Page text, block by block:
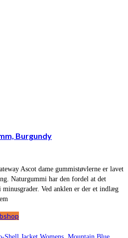
Burgundy
Ascot dame gummistøvlerne er lavet
Naturgummi har den fordel at det
Ved anklen er der et indlæg